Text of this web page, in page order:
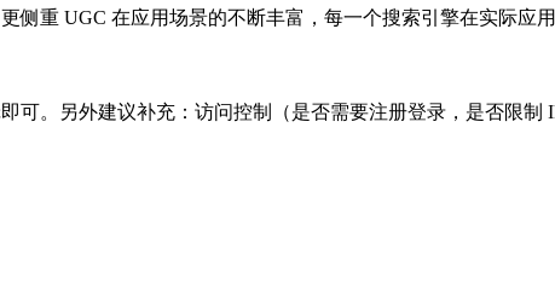
侧重 UGC 在应用场景的不断丰富，每一个搜索引擎在实际应
可。另外建议补充：访问控制（是否需要注册登录，是否限制